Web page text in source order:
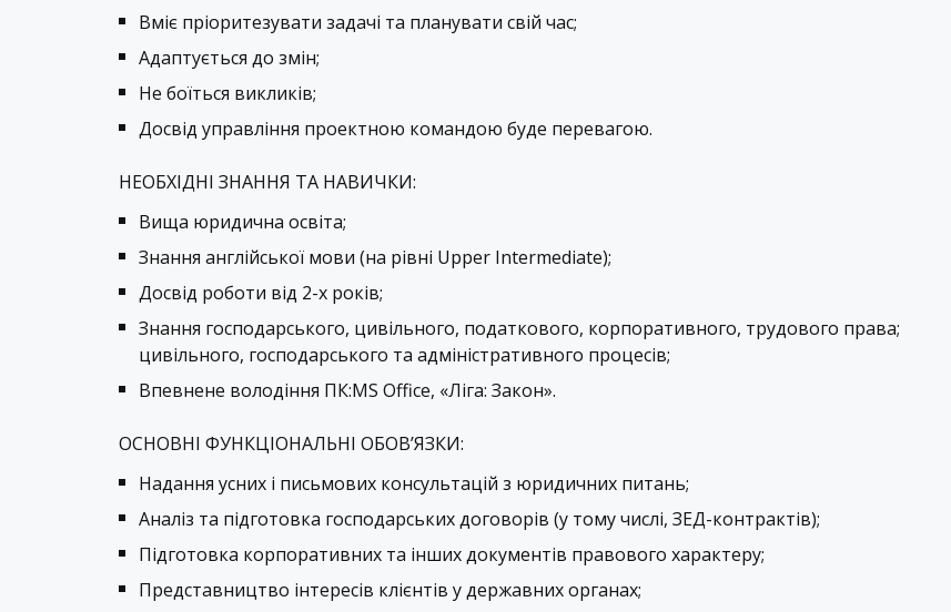
Вміє пріоритезувати задачі та планувати свій час;
Адаптується до змін;
Не боїться викликів;
Досвід управління проектною командою буде перевагою.
НЕОБХІДНІ ЗНАННЯ ТА НАВИЧКИ:
Вища юридична освіта;
Знання англійської мови (на рівні Upper Intermediate);
Досвід роботи від 2-х років;
Знання господарського, цивільного, податкового, корпоративного, трудового права;
цивільного, господарського та адміністративного процесів;
Впевнене володіння ПК:MS Office, «Ліга: Закон».
ОСНОВНІ ФУНКЦІОНАЛЬНІ ОБОВ’ЯЗКИ:
Надання усних і письмових консультацій з юридичних питань;
Аналіз та підготовка господарських договорів (у тому числі, ЗЕД-контрактів);
Підготовка корпоративних та інших документів правового характеру;
Представництво інтересів клієнтів у державних органах;